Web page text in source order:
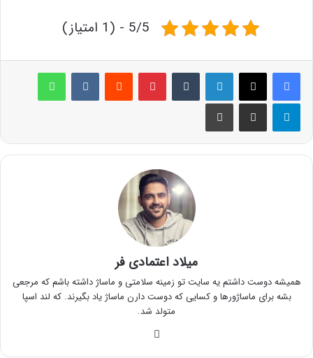
5/5 - (1 امتیاز)
لینکدین ‫تامبلر پینترست‫رددیت ‫VKontakteواتس آپ
تلگرام اشتراک گذاری از طریق ایمیل چاپ
میلاد اعتمادی فر
همیشه دوست داشتم یه سایت تو زمینه سلامتی و ماساژ داشته باشم که مرجعی
بشه برای ماساژورها و کسایی که دوست دارن ماساژ یاد بگیرند. که لند اسپا
متولد شد.